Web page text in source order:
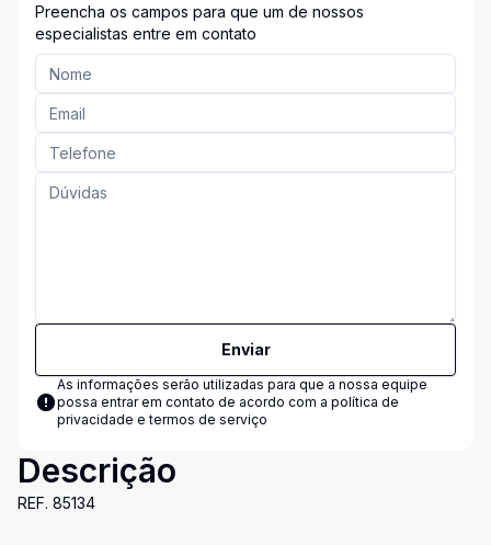
Preencha os campos para que um de nossos
especialistas entre em contato
Enviar
As informações serão utilizadas para que a nossa equipe
possa entrar em contato de acordo com a política de
privacidade e termos de serviço
Descrição
REF. 85134